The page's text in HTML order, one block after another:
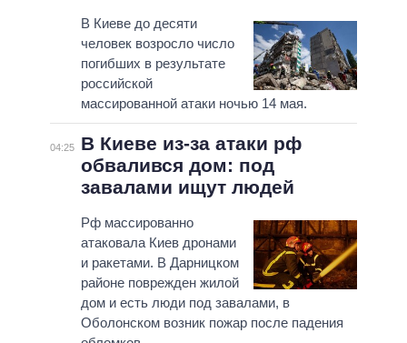
В Киеве до десяти
человек возросло число
погибших в результате
российской
массированной атаки ночью 14 мая.
04:25
В Киеве из-за атаки рф
обвалився дом: под
завалами ищут людей
Рф массированно
атаковала Киев дронами
и ракетами. В Дарницком
районе поврежден жилой
дом и есть люди под завалами, в
Оболонском возник пожар после падения